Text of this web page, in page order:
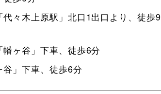
々木上原駅」北口1出口より、徒歩9
ヶ谷」下車、徒歩6分
」下車、徒歩6分